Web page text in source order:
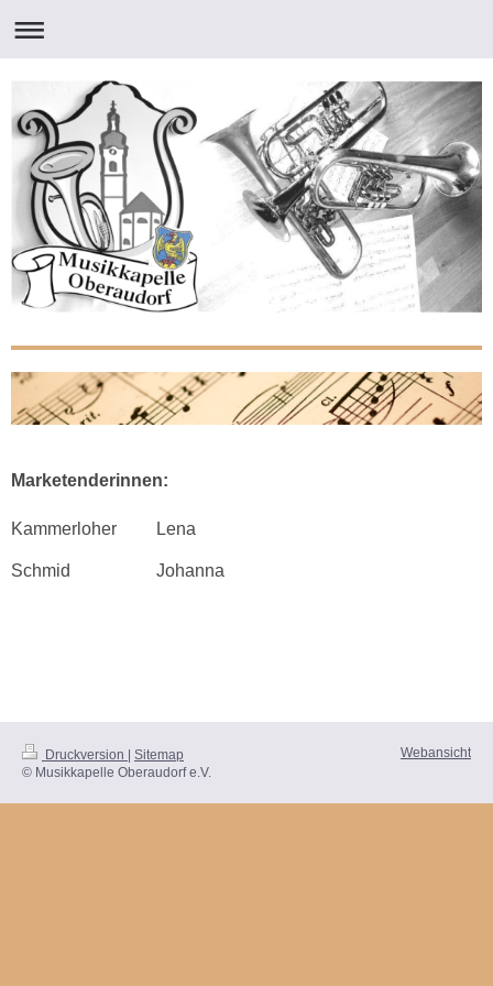
Marketenderinnen:
Kammerloher Lena
Schmid Johanna
Druckversion | Sitemap
© Musikkapelle Oberaudorf e.V.
Webansicht